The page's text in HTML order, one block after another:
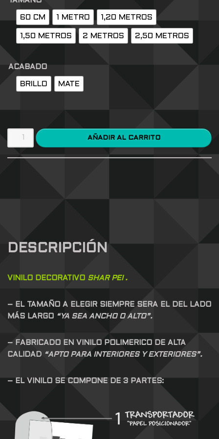
60 CM 1 METRO 1,20 METROS
1,50 METROS 2 METROS 2,50 METROS
ACABADO
BRILLO MATE
AÑADIR AL CARRITO
DESCRIPCIÓN
VINILO DECORATIVO SHAR PEI .
– EL TAMAÑO A ELEGIR SIEMPRE SERA EL DEL LADO
MÁS LARGO “YA SEA ANCHO O ALTO”.
– FABRICADO EN VINILO POLIMERICO DE ALTA
CALIDAD “APTO PARA INTERIORES Y EXTERIORES”.
– EL VINILO SE COMPONE DE 3 PARTES: